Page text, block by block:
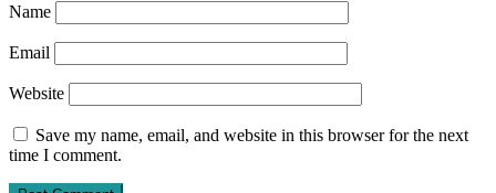
Name
Email
Website
Save my name, email, and website in this browser for the next
time I comment.